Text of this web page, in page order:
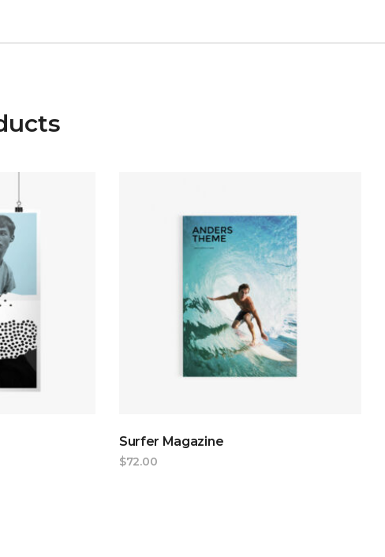
ADD TO CART
Surfer Magazine
$72.00